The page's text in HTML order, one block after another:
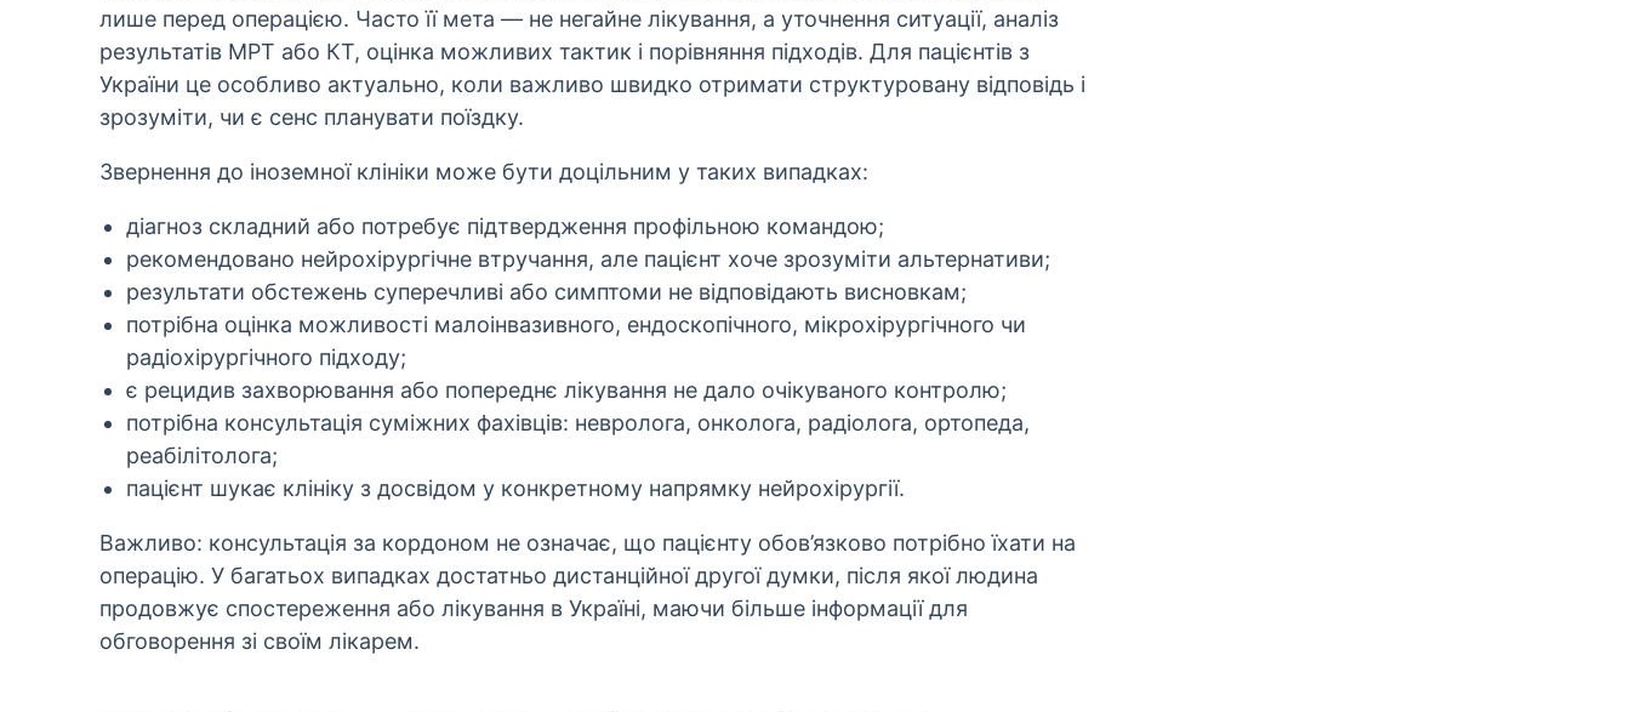
лише перед операцією. Часто її мета — не негайне лікування, а уточнення ситуації, аналіз
результатів МРТ або КТ, оцінка можливих тактик і порівняння підходів. Для пацієнтів з
України це особливо актуально, коли важливо швидко отримати структуровану відповідь і
зрозуміти, чи є сенс планувати поїздку.
Звернення до іноземної клініки може бути доцільним у таких випадках:
діагноз складний або потребує підтвердження профільною командою;
рекомендовано нейрохірургічне втручання, але пацієнт хоче зрозуміти альтернативи;
результати обстежень суперечливі або симптоми не відповідають висновкам;
потрібна оцінка можливості малоінвазивного, ендоскопічного, мікрохірургічного чи
радіохірургічного підходу;
є рецидив захворювання або попереднє лікування не дало очікуваного контролю;
потрібна консультація суміжних фахівців: невролога, онколога, радіолога, ортопеда,
реабілітолога;
пацієнт шукає клініку з досвідом у конкретному напрямку нейрохірургії.
Важливо: консультація за кордоном не означає, що пацієнту обов’язково потрібно їхати на
операцію. У багатьох випадках достатньо дистанційної другої думки, після якої людина
продовжує спостереження або лікування в Україні, маючи більше інформації для
обговорення зі своїм лікарем.